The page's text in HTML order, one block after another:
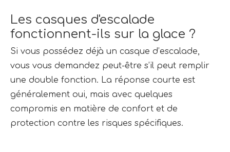
Les casques d'escalade
fonctionnent-ils sur la glace ?
Si vous possédez déjà un casque d’escalade,
vous vous demandez peut-être s’il peut remplir
une double fonction. La réponse courte est
généralement oui, mais avec quelques
compromis en matière de confort et de
protection contre les risques spécifiques.